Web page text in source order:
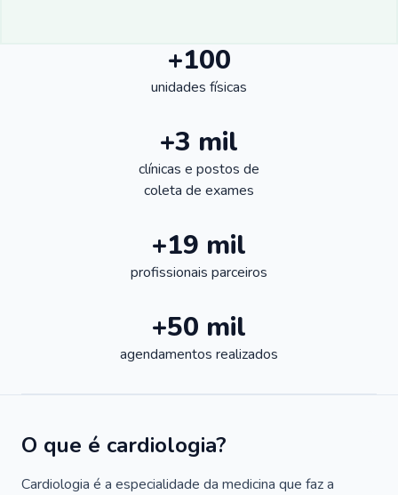
+100
unidades físicas
+3 mil
clínicas e postos de
coleta de exames
+19 mil
profissionais parceiros
+50 mil
agendamentos realizados
O que é cardiologia?
Cardiologia é a especialidade da medicina que faz a